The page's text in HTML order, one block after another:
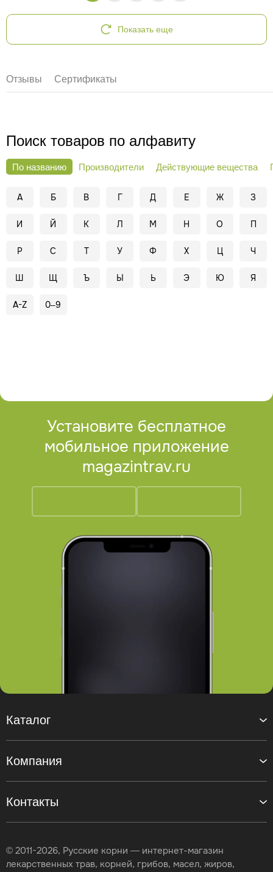
Показать еще
Отзывы Сертификаты
Поиск товаров по алфавиту
По названию Производители Действующие вещества
А Б В Г Д Е Ж З
И Й К Л М Н О П
Р С Т У Ф Х Ц Ч
Ш Щ Ъ Ы Ь Э Ю Я
A-Z 0–9
Установите бесплатное
мобильное приложение
magazintrav.ru
Контакты
Каталог
Компания
© 2011-2026, Русские корни — интернет-магазин
лекарственных трав, корней, грибов, масел, жиров,